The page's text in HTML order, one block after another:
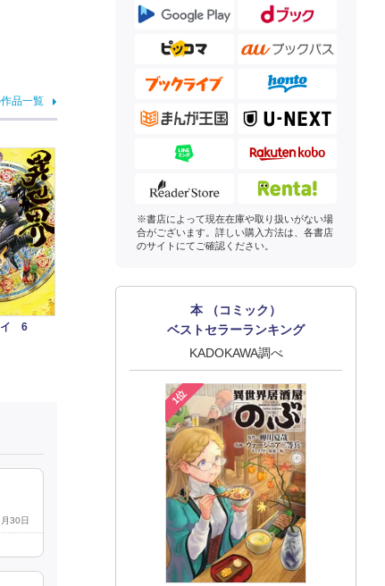
品一覧
イ 6
30日
※書店によって現在在庫や取り扱いがない場
合がございます。詳しい購入方法は、各書店
のサイトにてご確認ください。
本 （コミック）
ベストセラーランキング
KADOKAWA調べ
1位